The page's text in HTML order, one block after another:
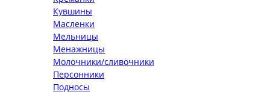
Кувшины
Масленки
Мельницы
Менажницы
Молочники/сливочники
Персонники
Подносы